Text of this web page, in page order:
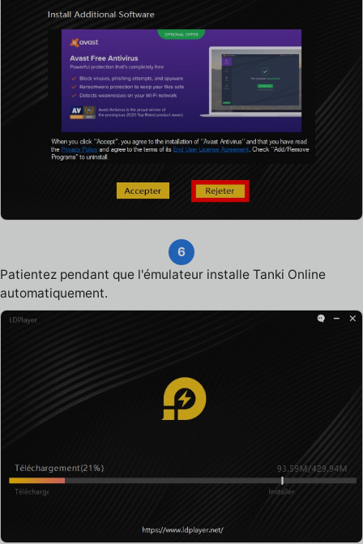
6
Patientez pendant que l'émulateur installe Tanki Online
automatiquement.